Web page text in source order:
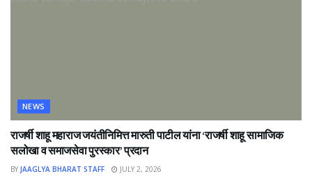
NEWS
राजर्षी शाहू महाराज जयंतीनिमित्त मारुती पाटील यांना ‘राजर्षी शाहू सामाजिक
सलोखा व समाजसेवा पुरस्कार’ प्रदान
BY JAAGLYA BHARAT STAFF JULY 2, 2026